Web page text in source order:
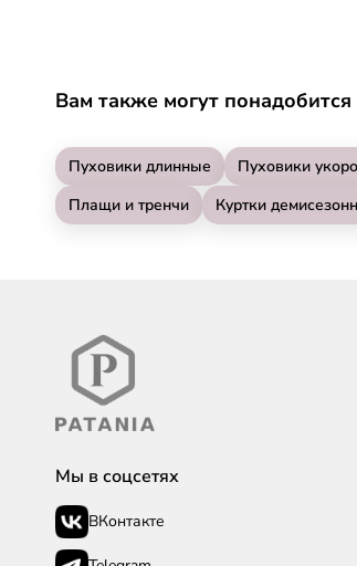
Вам также могут понадобится
Пуховики длинные Пуховики
Плащи и тренчи
Куртки
Мы в соцсетях
ВКонтакте